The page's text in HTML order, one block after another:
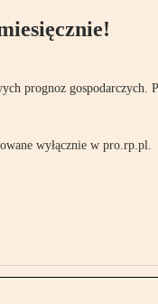
prognoz gospodarczych.
wyłącznie w pro.rp.pl.